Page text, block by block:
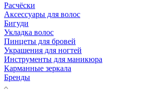
Расчёски
Аксессуары для волос
Бигуди
Укладка волос
Пинцеты для бровей
Украшения для ногтей
Инструменты для маникюра
Карманные зеркала
Бренды